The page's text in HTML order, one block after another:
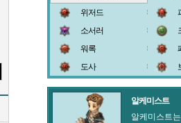
위저드
소서러
워록
도사
알케미스트
알케미스트